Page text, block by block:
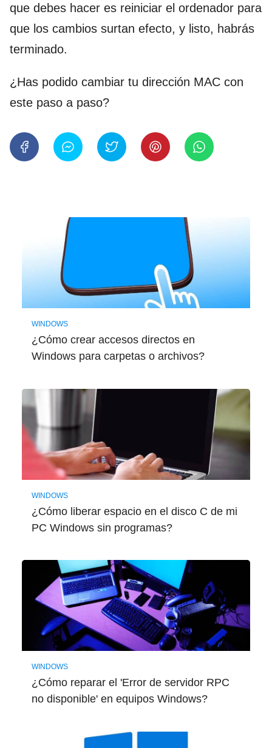
que debes hacer es reiniciar el ordenador para
que los cambios surtan efecto, y listo, habrás
terminado.
¿Has podido cambiar tu dirección MAC con
este paso a paso?
WINDOWS
¿Cómo crear accesos directos en
Windows para carpetas o archivos?
WINDOWS
¿Cómo liberar espacio en el disco C de mi
PC Windows sin programas?
WINDOWS
¿Cómo reparar el 'Error de servidor RPC
no disponible' en equipos Windows?